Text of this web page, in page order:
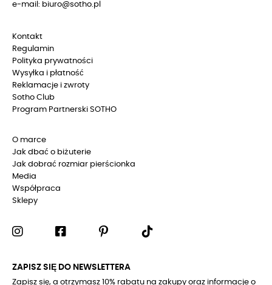
e-mail: biuro@sotho.pl
Kontakt
Regulamin
Polityka prywatności
Wysyłka i płatność
Reklamacje i zwroty
Sotho Club
Program Partnerski SOTHO
O marce
Jak dbać o biżuterie
Jak dobrać rozmiar pierścionka
Media
Współpraca
Sklepy
ZAPISZ SIĘ DO NEWSLETTERA
Zapisz się, a otrzymasz 10% rabatu na zakupy oraz informacje o